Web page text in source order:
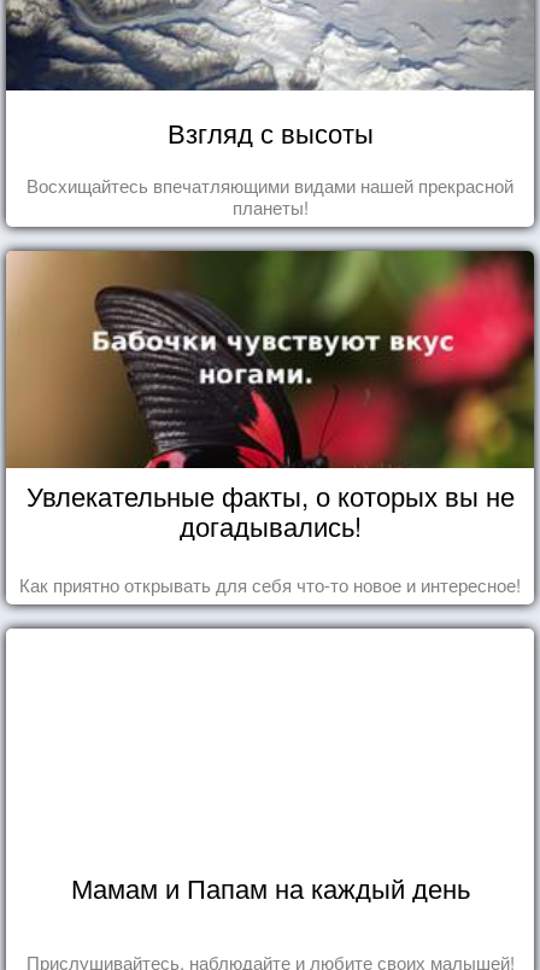
Взгляд с высоты
Восхищайтесь впечатляющими видами нашей прекрасной
планеты!
Увлекательные факты, о которых вы не
догадывались!
Как приятно открывать для себя что-то новое и интересное!
Мамам и Папам на каждый день
Прислушивайтесь, наблюдайте и любите своих малышей!